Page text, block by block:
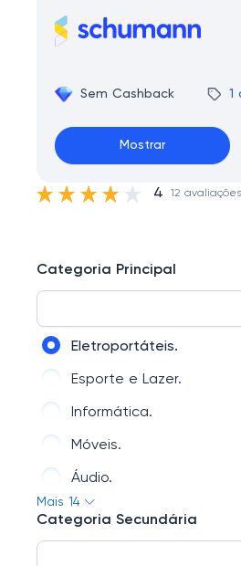
Sem Cashback 1
Mostrar
4 12 avaliações
Categoria Principal
Eletroportáteis.
Esporte e Lazer.
Informática.
Móveis.
Áudio.
Instrumentos Musicais.
Beleza.
Mais 14
Categoria Secundária